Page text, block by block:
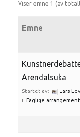
Viser emne 1 (av
Emne
Arendalsuka
Startet av:
Lars
i: Faglige